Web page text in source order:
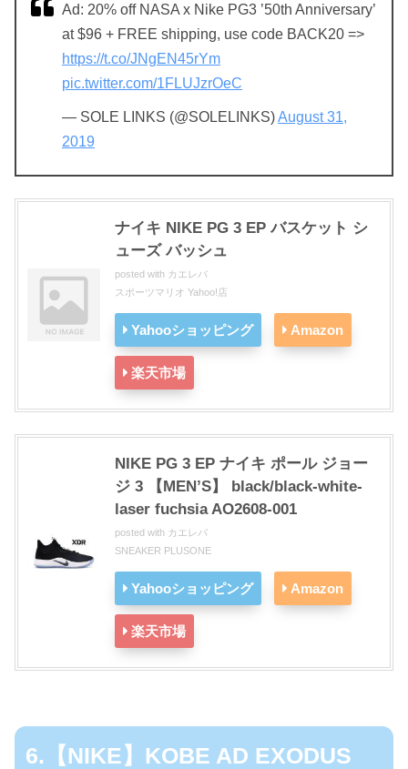
Ad: 20% off NASA x Nike PG3 ’50th Anniversary’
at $96 + FREE shipping, use code BACK20 =>
https://t.co/JNgEN45rYm
pic.twitter.com/1FLUJzrOeC
— SOLE LINKS (@SOLELINKS)August 31,
2019
ナイキ NIKE PG 3 EP バスケット シ
ューズ バッシュ
posted with カエレバ
スポーツマリオ Yahoo!店
Yahooショッピング Amazon
楽天市場
NIKE PG 3 EP ナイキ ポール ジョー
ジ 3 【MEN’S】 black/black-white-
laser fuchsia AO2608-001
posted with カエレバ
SNEAKER PLUSONE
Yahooショッピング Amazon
楽天市場
6.【NIKE】KOBE AD EXODUS